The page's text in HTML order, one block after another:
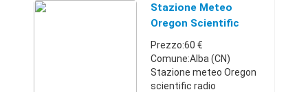
meteo OREGON
SCIENTIFIC SERIE
vol ...
Stazione Meteo
Oregon Scientific
Radio Controllata
Prezzo:60 €
Comune:Alba (CN)
Stazione meteo Oregon
scientific radio